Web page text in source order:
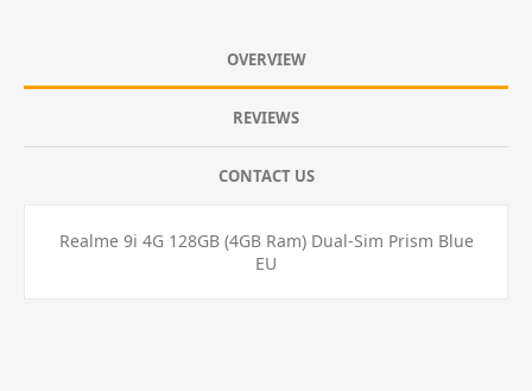
OVERVIEW
REVIEWS
CONTACT US
Realme 9i 4G 128GB (4GB Ram) Dual-Sim Prism Blue
EU